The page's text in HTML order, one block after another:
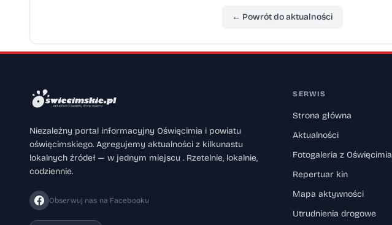
← Powrót do aktualności
Niezależny portal informacyjny Oświęcimia i powiatu
oświęcimskiego. Agregujemy aktualności z kilkunastu
lokalnych źródeł — w jednym miejscu . Rzetelnie, lokalnie,
codziennie.
Obserwuj nas na Facebooku
SERWIS
Strona główna
Aktualności
Fotogaleria z Oświęcimia
Repertuar kin
Mapa aktywności
Utrudnienia drogowe